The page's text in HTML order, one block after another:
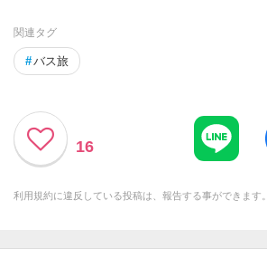
関連タグ
#バス旅
16
利用規約に違反している投稿は、報告する事ができます。